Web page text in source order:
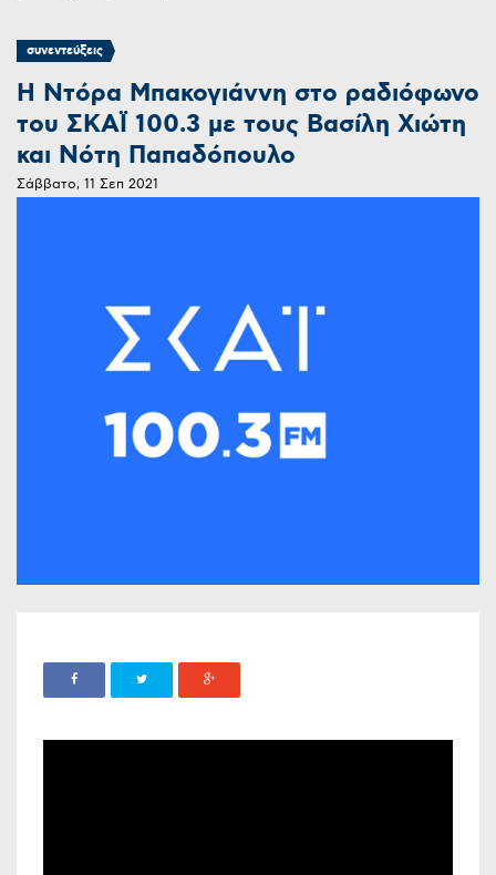
συνεντεύξεις
Η Ντόρα Μπακογιάννη στο ραδιόφωνο
του ΣΚΑΪ 100.3 με τους Βασίλη Χιώτη
και Νότη Παπαδόπουλο
Σάββατο, 11 Σεπ 2021